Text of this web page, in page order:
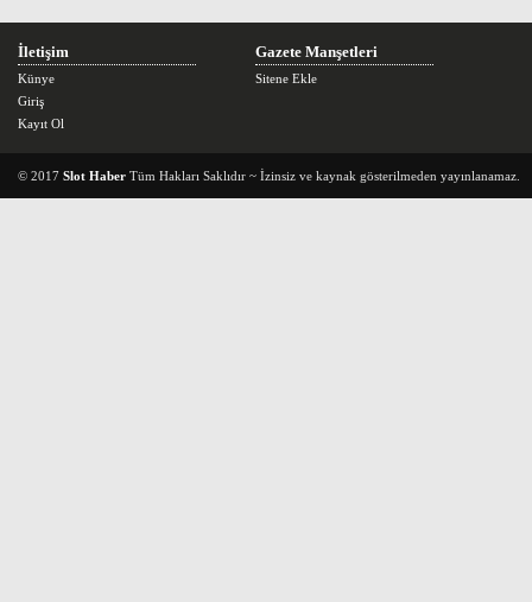
İletişim
Künye
Giriş
Kayıt Ol
Gazete Manşetleri
Sitene Ekle
© 2017 Slot Haber Tüm Hakları Saklıdır ~ İzinsiz ve kaynak gösterilmeden yayınlanamaz.